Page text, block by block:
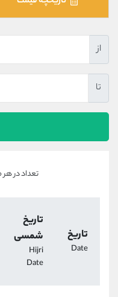
از
تا
تعداد در
تاریخ
Date
تاریخ
شمسی
Hijri
Date